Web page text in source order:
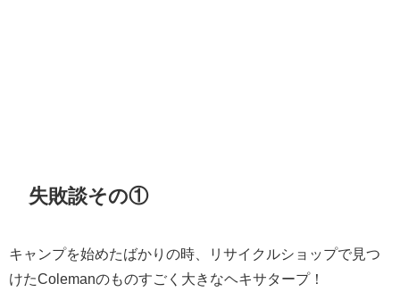
失敗談その①
キャンプを始めたばかりの時、リサイクルショップで見つ
けたColemanのものすごく大きなヘキサタープ！